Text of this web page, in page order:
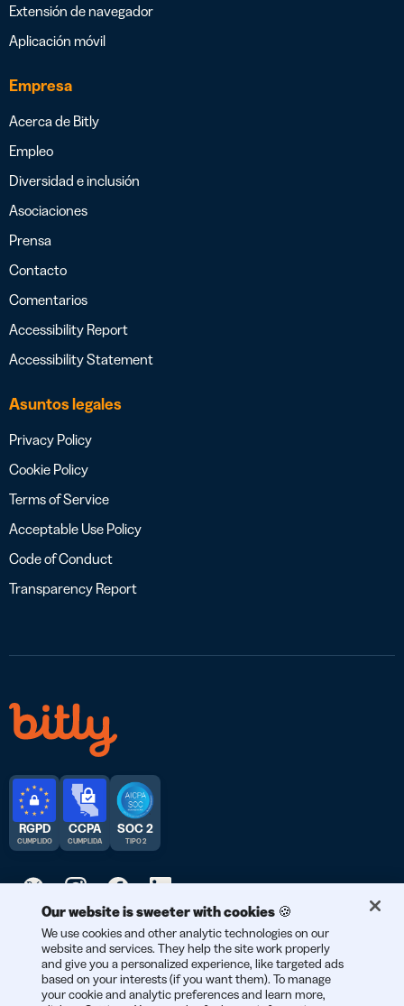
Extensión de navegador
Aplicación móvil
Empresa
Acerca de Bitly
Empleo
Diversidad e inclusión
Asociaciones
Prensa
Contacto
Comentarios
Accessibility Report
Accessibility Statement
Asuntos legales
Privacy Policy
Cookie Policy
Terms of Service
Acceptable Use Policy
Code of Conduct
Transparency Report
© 2026 Bitly | Hecho con cariño en Nueva York City, Berlín y en
todo el mundo.
RGPD
CUMPLIDO
CCPA
CUMPLIDA
SOC 2
TIPO 2
Our website is sweeter with cookies 🍪
We use cookies and other analytic technologies on our
website and services. They help the site work properly
and give you a personalized experience, like targeted ads
based on your interests (if you want them). To manage
your cookie and analytic preferences and learn more,